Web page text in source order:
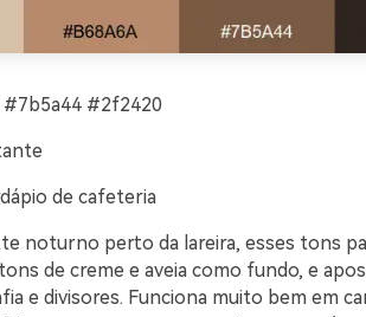
#2f2420
de cafeteria
noturno perto da lareira, esses tons
de creme e aveia como fundo, e
e divisores. Funciona muito bem em